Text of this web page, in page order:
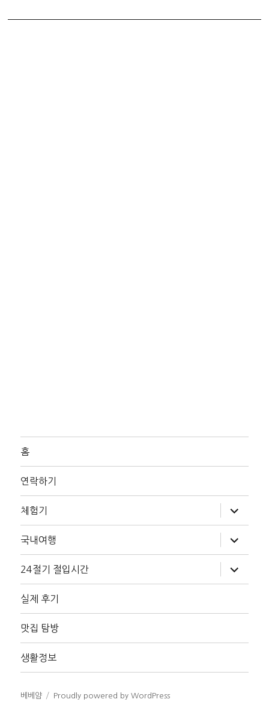
홈
연락하기
체험기
위
메
확
장
국내여행
위
메
확
장
24절기 절입시간
위
메
장
실제 후기
맛집 탐방
생활정보
베베얌 Proudly powered by WordPress